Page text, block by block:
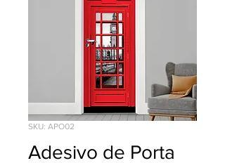
SKU: APO02
Adesivo de Porta